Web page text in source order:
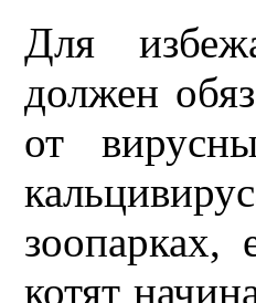
Для
должен
от
котят